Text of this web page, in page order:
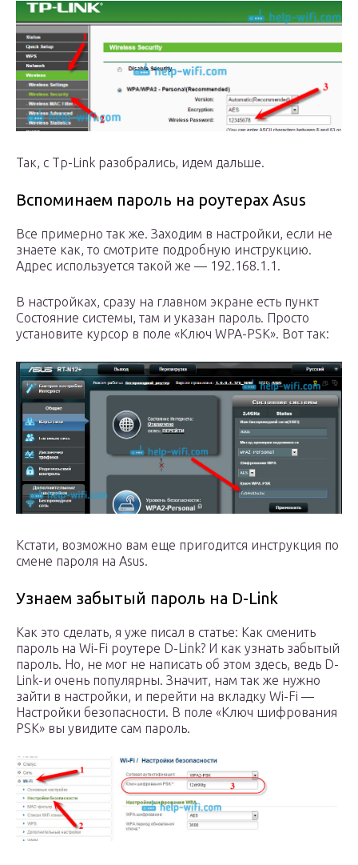
Так, с Tp-Link разобрались, идем дальше.
Вспоминаем пароль на роутерах Asus
Все примерно так же. Заходим в настройки, если не
знаете как, то смотрите подробную инструкцию.
Адрес используется такой же — 192.168.1.1.
В настройках, сразу на главном экране есть пункт
Состояние системы, там и указан пароль. Просто
установите курсор в поле «Ключ WPA-PSK». Вот так:
Кстати, возможно вам еще пригодится инструкция по
смене пароля на Asus.
Узнаем забытый пароль на D-Link
Как это сделать, я уже писал в статье: Как сменить
пароль на Wi-Fi роутере D-Link? И как узнать забытый
пароль. Но, не мог не написать об этом здесь, ведь D-
Link-и очень популярны. Значит, нам так же нужно
зайти в настройки, и перейти на вкладку Wi-Fi —
Настройки безопасности. В поле «Ключ шифрования
PSK» вы увидите сам пароль.